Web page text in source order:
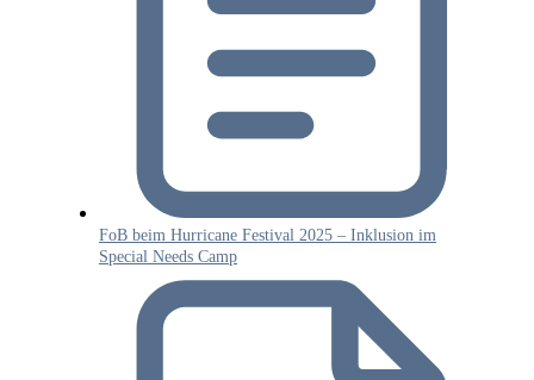
FoB beim Hurricane Festival 2025 – Inklusion im
Special Needs Camp